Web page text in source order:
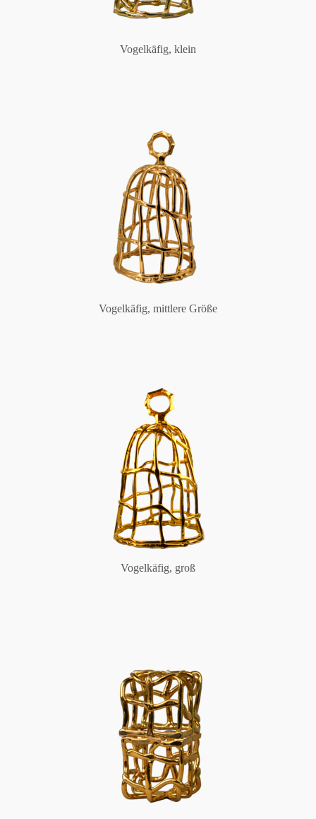
Vogelkäfig, klein
Vogelkäfig, mittlere Größe
Vogelkäfig, groß